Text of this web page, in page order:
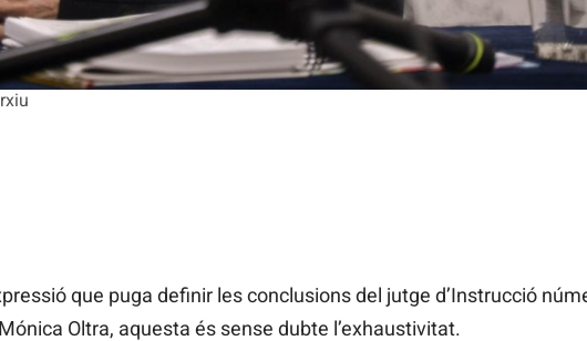
que puga definir les conclusions del jutge d’Instrucció
Oltra, aquesta és sense dubte l’exhaustivitat.